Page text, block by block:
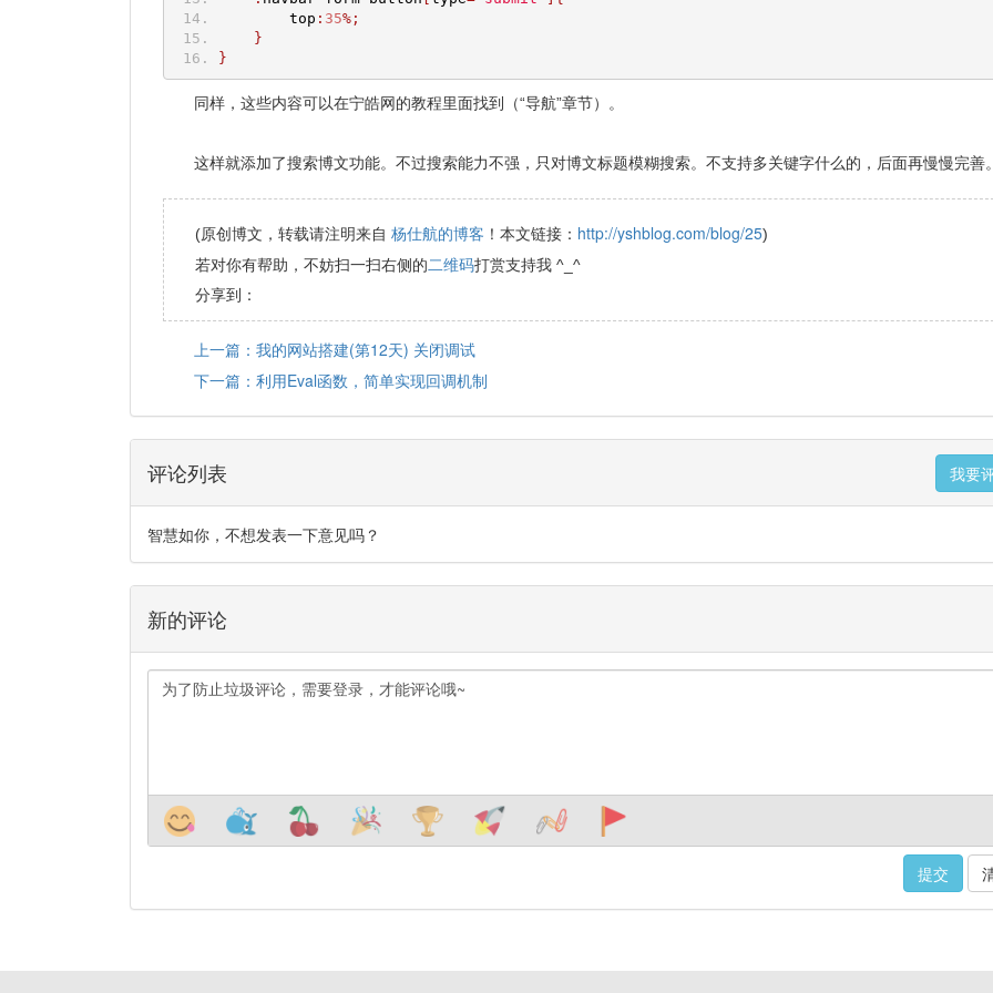
top : 35%;
}
}
同样，这些内容可以在宁皓网的教程里面找到（“导航”章节）。
这样就添加了搜索博文功能。不过搜索能力不强，只对博文标题模糊搜索。不支持多关键字什么的，后面再慢慢完善
(原创博文，转载请注明来自 杨仕航的博客 ！本文链接： http://yshblog.com/blog/25)
若对你有帮助，不妨扫一扫右侧的二维码打赏支持我 ^_^
分享到：
上一篇：我的网站搭建(第12天) 关闭调试
下一篇：利用Eval函数，简单实现回调机制
评论列表 我要
智慧如你，不想发表一下意见吗？
新的评论